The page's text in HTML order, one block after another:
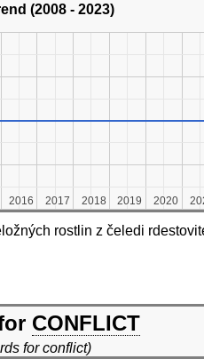
(2008 - 2023)
2016
2016 2017
2017 2018
2018 2019
2019 2020
2020
rostlin z čeledi
CONFLICT
for conflict)